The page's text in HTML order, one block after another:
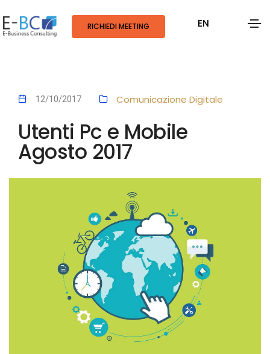
RICHIEDI MEETING EN
12/10/2017 Comunicazione Digitale
Utenti Pc e Mobile
Agosto 2017